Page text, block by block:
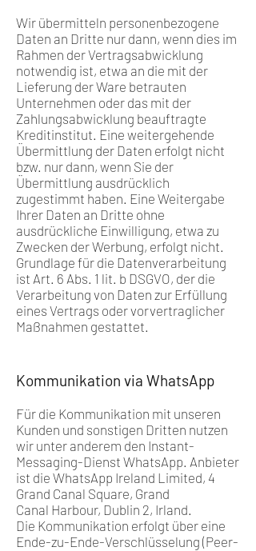
Wir übermitteln personenbezogene
Daten an Dritte nur dann, wenn dies im
Rahmen der Vertragsabwicklung
notwendig ist, etwa an die mit der
Lieferung der Ware betrauten
Unternehmen oder das mit der
Zahlungsabwicklung beauftragte
Kreditinstitut. Eine weitergehende
Übermittlung der Daten erfolgt nicht
bzw. nur dann, wenn Sie der
Übermittlung ausdrücklich
zugestimmt haben. Eine Weitergabe
Ihrer Daten an Dritte ohne
ausdrückliche Einwilligung, etwa zu
Zwecken der Werbung, erfolgt nicht.
Grundlage für die Datenverarbeitung
ist Art. 6 Abs. 1 lit. b DSGVO, der die
Verarbeitung von Daten zur Erfüllung
eines Vertrags oder vorvertraglicher
Maßnahmen gestattet.
Kommunikation via WhatsApp
Für die Kommunikation mit unseren
Kunden und sonstigen Dritten nutzen
wir unter anderem den Instant-
Messaging-Dienst WhatsApp. Anbieter
ist die WhatsApp Ireland Limited, 4
Grand Canal Square, Grand
Canal Harbour, Dublin 2, Irland.
Die Kommunikation erfolgt über eine
Ende-zu-Ende-Verschlüsselung (Peer-